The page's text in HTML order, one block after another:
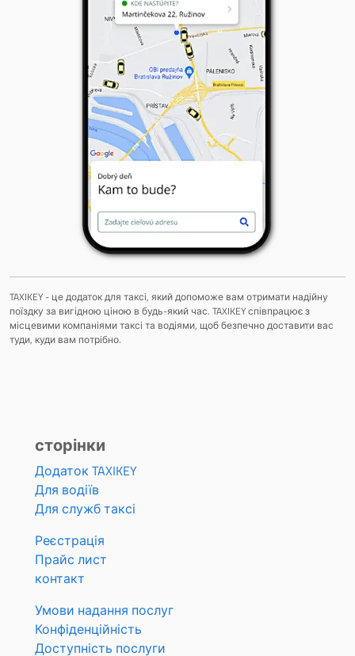
TAXIKEY - це додаток для таксі, який допоможе вам отримати надійну
поїздку за вигідною ціною в будь-який час. TAXIKEY співпрацює з
місцевими компаніями таксі та водіями, щоб безпечно доставити вас
туди, куди вам потрібно.
сторінки
Додаток TAXIKEY
Для водіїв
Для служб таксі
Реєстрація
Прайс лист
контакт
Умови надання послуг
Конфіденційність
Доступність послуги